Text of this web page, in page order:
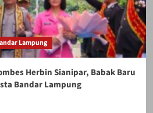
Lampung
Herbin Sianipar, Babak Baru
Bandar Lampung